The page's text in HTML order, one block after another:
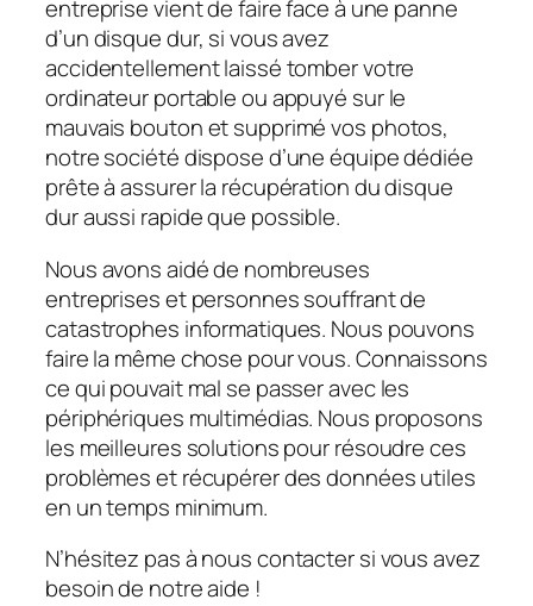
entreprise vient de faire face à une panne
d’un disque dur, si vous avez
accidentellement laissé tomber votre
ordinateur portable ou appuyé sur le
mauvais bouton et supprimé vos photos,
notre société dispose d’une équipe dédiée
prête à assurer la récupération du disque
dur aussi rapide que possible.
Nous avons aidé de nombreuses
entreprises et personnes souffrant de
catastrophes informatiques. Nous pouvons
faire la même chose pour vous. Connaissons
ce qui pouvait mal se passer avec les
périphériques multimédias. Nous proposons
les meilleures solutions pour résoudre ces
problèmes et récupérer des données utiles
en un temps minimum.
N’hésitez pas à nous contacter si vous avez
besoin de notre aide !